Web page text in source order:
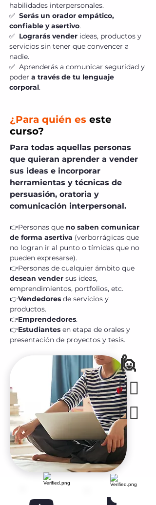
habilidades interpersonales.
✅ Serás un orador empático,
confiable y asertivo.
✅ Lograrás vender ideas, productos y
servicios sin tener que convencer a
nadie.
✅ Aprenderás a comunicar seguridad y
poder a través de tu lenguaje
corporal.
¿Para quién es este
curso?
Para todas aquellas personas
que quieran aprender a vender
sus ideas e incorporar
herramientas y técnicas de
persuasión, oratoria y
comunicación interpersonal.
👉Personas que no saben comunicar
de forma asertiva (verborrágicas que
no logran ir al punto o tímidas que no
pueden expresarse).
👉Personas de cualquier ámbito que
desean vender sus ideas,
emprendimientos, portfolios, etc.
👉Vendedores de servicios y
productos.
👉Emprendedores.
👉Estudiantes en etapa de orales y
presentación de proyectos y tesis.
🙋
🙋‍♀️
🙋‍♂️